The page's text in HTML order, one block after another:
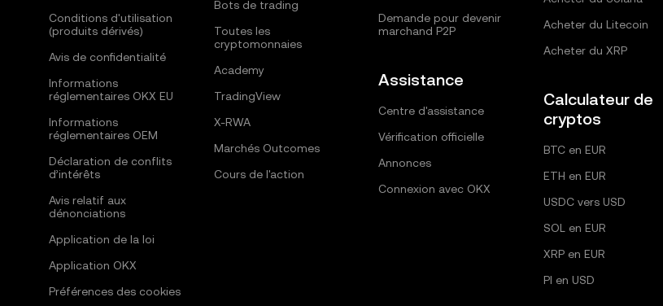
Conditions d'utilisation
(produits dérivés)
Avis de confidentialité
Informations
réglementaires OKX EU
Informations
réglementaires OEM
Déclaration de conflits
d’intérêts
Avis relatif aux
dénonciations
Application de la loi
Application OKX
Préférences des cookies
Bots de trading
Toutes les
cryptomonnaies
Academy
TradingView
X-RWA
Marchés Outcomes
Cours de l'action
Demande pour devenir
marchand P2P
Assistance
Centre d'assistance
Vérification officielle
Annonces
Connexion avec OKX
Acheter du Litecoin
Acheter du XRP
Calculateur de
cryptos
BTC en EUR
ETH en EUR
USDC vers USD
SOL en EUR
XRP en EUR
PI en USD